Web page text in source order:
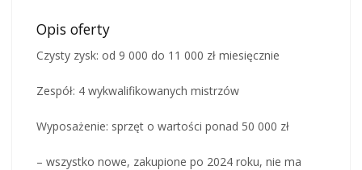
Opis oferty
Czysty zysk: od 9 000 do 11 000 zł miesięcznie
Zespół: 4 wykwalifikowanych mistrzów
Wyposażenie: sprzęt o wartości ponad 50 000 zł
– wszystko nowe, zakupione po 2024 roku, nie ma